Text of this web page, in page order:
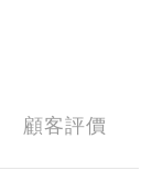
顧客評價